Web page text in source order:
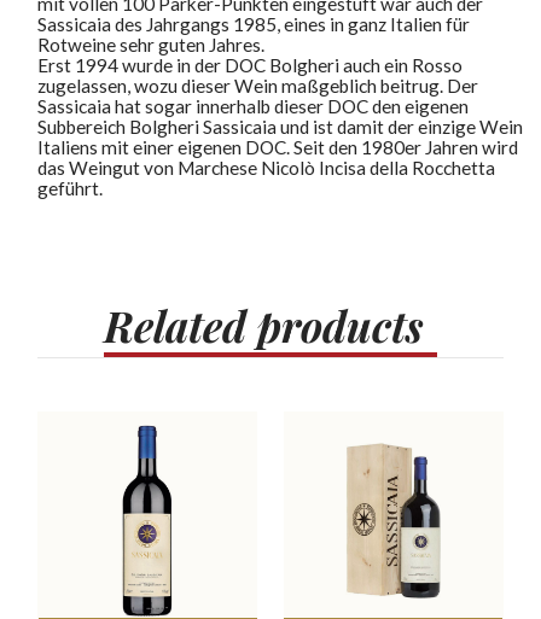
Sassicaia des Jahrgangs 1985, eines in ganz Italien für
Rotweine sehr guten Jahres.
Erst 1994 wurde in der DOC Bolgheri auch ein Rosso
zugelassen, wozu dieser Wein maßgeblich beitrug. Der
Sassicaia hat sogar innerhalb dieser DOC den eigenen
Subbereich Bolgheri Sassicaia und ist damit der einzige Wein
Italiens mit einer eigenen DOC. Seit den 1980er Jahren wird
das Weingut von Marchese Nicolò Incisa della Rocchetta
geführt.
Relatedproducts